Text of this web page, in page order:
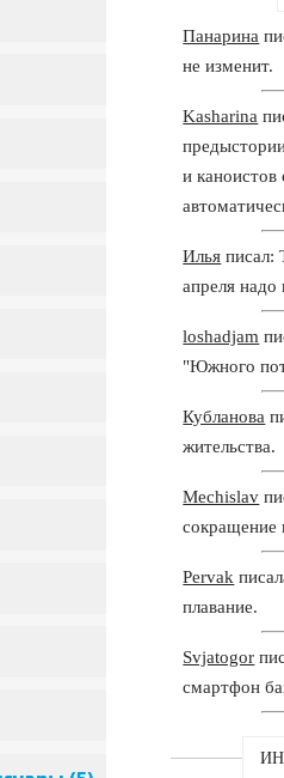
Панарина
не изменит.
Kasharina
и каноистов
Илья писал:
апреля
loshadjam
"Южного
Кубланова
жительства.
Mechislav
сокращение
Pervak
плавание.
Svjatogor
смартфон